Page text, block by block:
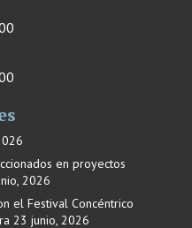
en proyectos
2026
el Festival Concéntrico
23 junio, 2026